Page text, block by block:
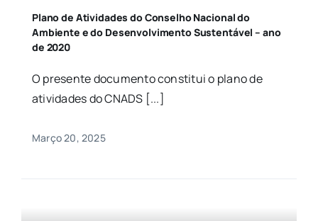
Plano de Atividades do Conselho Nacional do
Ambiente e do Desenvolvimento Sustentável – ano
de 2020
O presente documento constitui o plano de
atividades do CNADS [...]
Março 20, 2025